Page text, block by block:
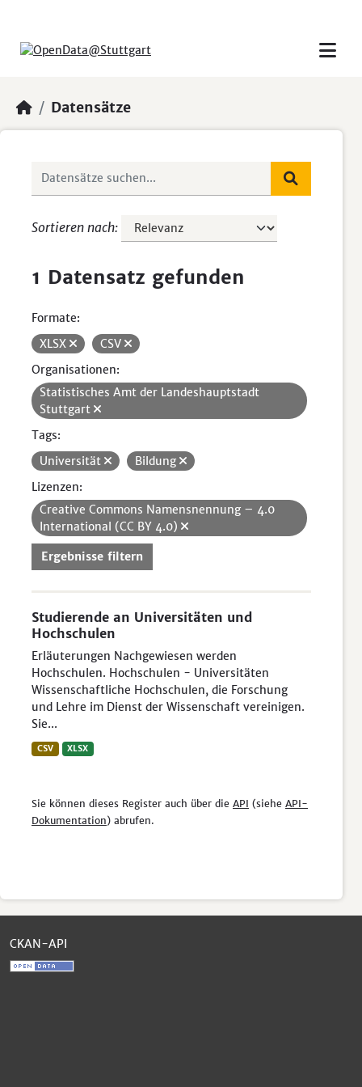
Datensätze
Sortieren nach
1 Datensatz gefunden
Formate:
XLSX
CSV
Organisationen:
Statistisches Amt der Landeshauptstadt
Stuttgart
Tags:
Universität
Bildung
Lizenzen:
Creative Commons Namensnennung – 4.0
International (CC BY 4.0)
Ergebnisse filtern
Studierende an Universitäten und
Hochschulen
Erläuterungen Nachgewiesen werden
Hochschulen. Hochschulen - Universitäten
Wissenschaftliche Hochschulen, die Forschung
und Lehre im Dienst der Wissenschaft vereinigen.
Sie...
CSV XLSX
Sie können dieses Register auch über die API (siehe API-
Dokumentation) abrufen.
CKAN-API